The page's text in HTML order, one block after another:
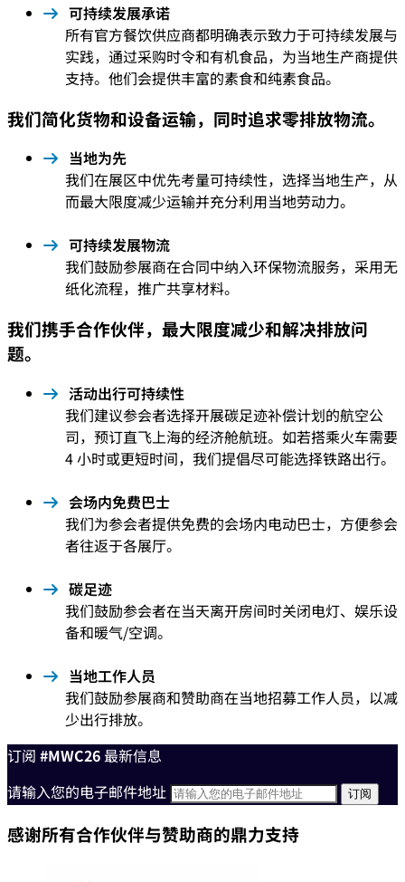
可持续发展承诺
所有官方餐饮供应商都明确表示致力于可持续发展与
实践，通过采购时令和有机食品，为当地生产商提供
支持。他们会提供丰富的素食和纯素食品。
我们简化货物和设备运输，同时追求零排放物流。
当地为先
我们在展区中优先考量可持续性，选择当地生产，从
而最大限度减少运输并充分利用当地劳动力。
可持续发展物流
我们鼓励参展商在合同中纳入环保物流服务，采用无
纸化流程，推广共享材料。
我们携手合作伙伴，最大限度减少和解决排放问
题。
活动出行可持续性
我们建议参会者选择开展碳足迹补偿计划的航空公
司，预订直飞上海的经济舱航班。如若搭乘火车需要
4 小时或更短时间，我们提倡尽可能选择铁路出行。
会场内免费巴士
我们为参会者提供免费的会场内电动巴士，方便参会
者往返于各展厅。
碳足迹
我们鼓励参会者在当天离开房间时关闭电灯、娱乐设
备和暖气/空调。
当地工作人员
我们鼓励参展商和赞助商在当地招募工作人员，以减
少出行排放。
订阅 #MWC26最新信息
请输入您的电子邮件地址
感谢所有合作伙伴与赞助商的鼎力支持